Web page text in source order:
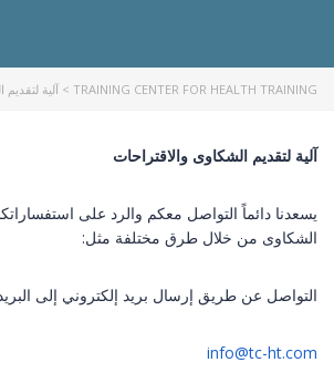
TRAINING CENTER FOR HEALTH TRAINING
> آلية
آلية لتقديم الشكاوى والاقتراحات
يسعدنا دائماً التواصل معكم والرد على
الشكاوى من خلال طرق مختلفة مثل:
التواصل عن طريق إرسال بريد إلكتروني إلى
info@tc-ht.com